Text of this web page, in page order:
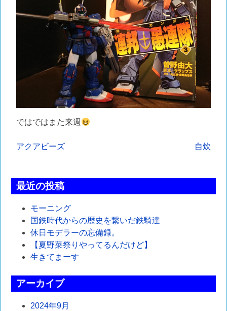
ではではまた来週
投
ナ
ゲ
シ
ョ
ン
アクアビーズ 自炊
最近の投稿
モーニング
国鉄時代からの歴史を繋いだ鉄騎達
休日モデラーの忘備録。
【夏野菜祭りやってるんだけど】
生きてまーす
アーカイブ
2024年9月